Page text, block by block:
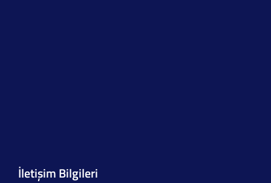
İletişim Bilgileri